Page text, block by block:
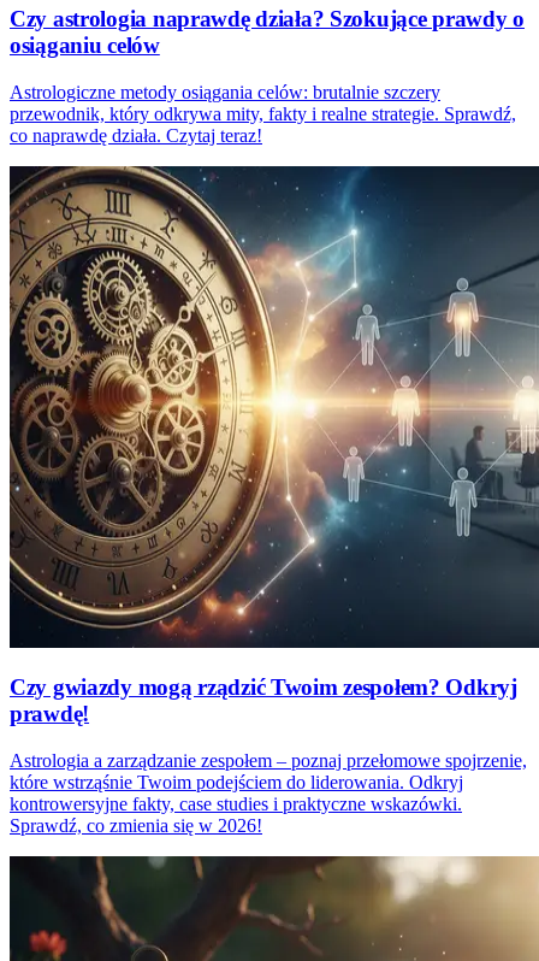
Czy astrologia naprawdę działa? Szokujące prawdy o
osiąganiu celów
Astrologiczne metody osiągania celów: brutalnie szczery
przewodnik, który odkrywa mity, fakty i realne strategie. Sprawdź,
co naprawdę działa. Czytaj teraz!
Czy gwiazdy mogą rządzić Twoim zespołem? Odkryj
prawdę!
Astrologia a zarządzanie zespołem – poznaj przełomowe spojrzenie,
które wstrząśnie Twoim podejściem do liderowania. Odkryj
kontrowersyjne fakty, case studies i praktyczne wskazówki.
Sprawdź, co zmienia się w 2026!